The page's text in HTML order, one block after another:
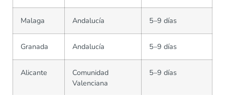
Malaga Andalucía 5–9 días
Granada Andalucía 5–9 días
Alicante
Comunidad
Valenciana
5–9 días